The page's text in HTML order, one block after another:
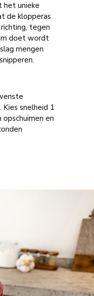
het unieke
de klopperas
tegen
doet wordt
mengen
Kies snelheid 1
en